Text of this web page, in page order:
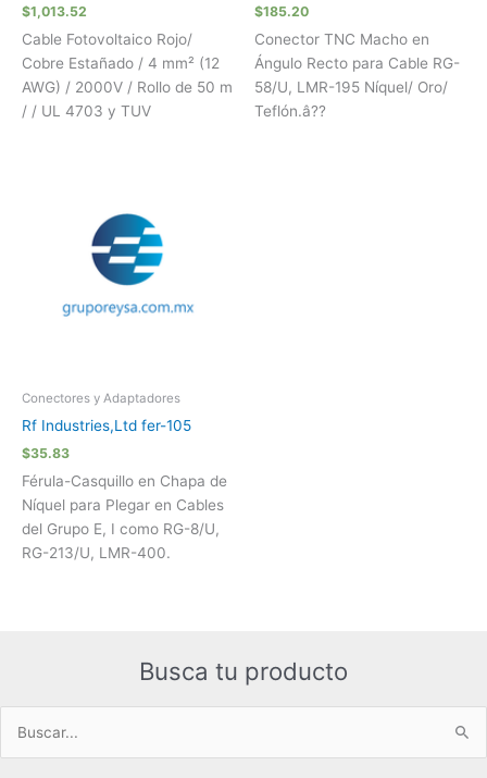
$1,013.52
Cable Fotovoltaico Rojo/
Cobre Estañado / 4 mm² (12
AWG) / 2000V / Rollo de 50 m
/ / UL 4703 y TUV
$185.20
Conector TNC Macho en
Ángulo Recto para Cable RG-
58/U, LMR-195 Níquel/ Oro/
Teflón.â??
Conectores y Adaptadores
Rf Industries,Ltd fer-105
$35.83
Férula-Casquillo en Chapa de
Níquel para Plegar en Cables
del Grupo E, I como RG-8/U,
RG-213/U, LMR-400.
Busca tu producto
Buscar
por: